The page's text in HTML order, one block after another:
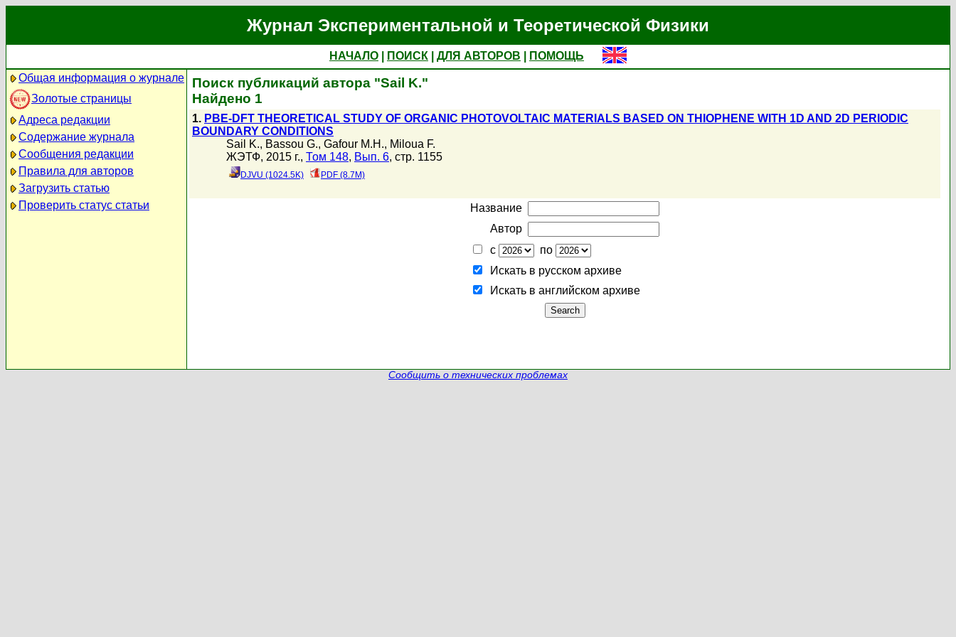
Журнал Экспериментальной и Теоретической Физики
НАЧАЛО ПОИСК ДЛЯ АВТОРОВ
ПОМОЩЬ
Общая информация о журнале
Золотые страницы
Адреса редакции
Содержание журнала
Сообщения редакции
Правила для авторов
Загрузить статью
Проверить статус статьи
Поиск публикаций автора "Sail K."
Найдено 1
1. PBE-DFT THEORETICAL STUDY OF ORGANIC PHOTOVOLTAIC MATERIALS BASED ON THIOPHENE WITH 1D AND 2D PERIODIC
BOUNDARY CONDITIONS
Sail K., Bassou G., Gafour M.H., Miloua F.
ЖЭТФ, 2015 г., Том 148, Вып. 6, стр. 1155
DJVU (1024.5K) PDF (8.7M)
Название
Автор
с
по
Искать в русском архиве
Искать в английском архиве
Сообщить о технических проблемах